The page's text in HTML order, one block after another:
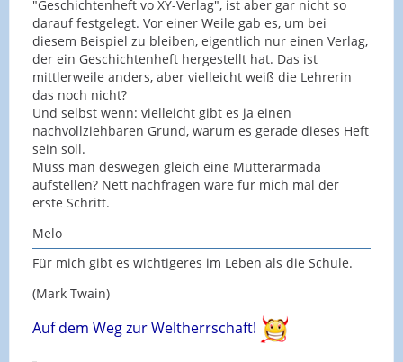
"Geschichtenheft vo XY-Verlag", ist aber gar nicht so
darauf festgelegt. Vor einer Weile gab es, um bei
diesem Beispiel zu bleiben, eigentlich nur einen Verlag,
der ein Geschichtenheft hergestellt hat. Das ist
mittlerweile anders, aber vielleicht weiß die Lehrerin
das noch nicht?
Und selbst wenn: vielleicht gibt es ja einen
nachvollziehbaren Grund, warum es gerade dieses Heft
sein soll.
Muss man deswegen gleich eine Mütterarmada
aufstellen? Nett nachfragen wäre für mich mal der
erste Schritt.
Melo
Für mich gibt es wichtigeres im Leben als die Schule.
(Mark Twain)
Auf dem Weg zur Weltherrschaft!